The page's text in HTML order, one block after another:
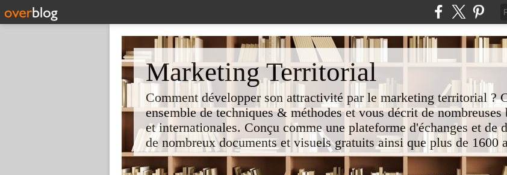
Marketing Territorial
Comment développer son attractivité par le marketing territorial ?
ensemble de techniques & méthodes et vous décrit de nombreuses
et internationales. Conçu comme une plateforme d'échanges et de
de nombreux documents et visuels gratuits ainsi que plus de 1600